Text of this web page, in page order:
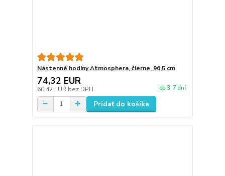
Nástenné hodiny Atmosphera, čierne, 96,5 cm
74,32 EUR
60,42 EUR bez DPH do 3-7 dní
Pridať do košíka